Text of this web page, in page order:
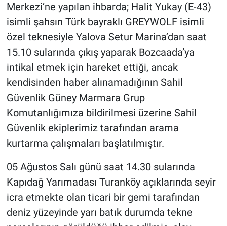
Merkezi’ne yapılan ihbarda; Halit Yukay (E-43)
isimli şahsın Türk bayraklı GREYWOLF isimli
özel teknesiyle Yalova Setur Marina’dan saat
15.10 sularında çıkış yaparak Bozcaada’ya
intikal etmek için hareket ettiği, ancak
kendisinden haber alınamadığının Sahil
Güvenlik Güney Marmara Grup
Komutanlığımıza bildirilmesi üzerine Sahil
Güvenlik ekiplerimiz tarafından arama
kurtarma çalışmaları başlatılmıştır.
05 Ağustos Salı günü saat 14.30 sularında
Kapıdağ Yarımadası Turanköy açıklarında seyir
icra etmekte olan ticari bir gemi tarafından
deniz yüzeyinde yarı batık durumda tekne